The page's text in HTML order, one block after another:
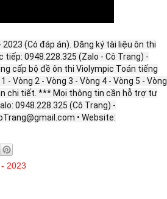
(Có đáp án). Đăng ký tài liệu ôn thi
tiếp: 0948.228.325 (Zalo - Cô Trang) -
cấp bộ đề ôn thi Violympic Toán tiếng
Vòng 2 - Vòng 3 - Vòng 4 - Vòng 5 - Vòng
chi tiết. *** Mọi thông tin cần hỗ trợ tư
0948.228.325 (Cô Trang) -
• Website:
2023